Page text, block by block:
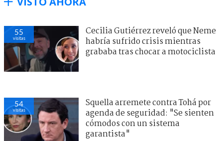
55
visitas
Cecilia Gutiérrez reveló que Neme
habría sufrido crisis mientras
grababa tras chocar a motociclista
54
visitas
Squella arremete contra Tohá por
agenda de seguridad: "Se sienten
cómodos con un sistema
garantista"